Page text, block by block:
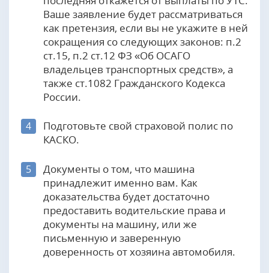
Ваше заявление будет рассматриваться
как претензия, если вы не укажите в ней
сокращения со следующих законов: п.2
ст.15, п.2 ст.12 ФЗ «Об ОСАГО
владельцев транспортных средств», а
также ст.1082 Гражданского Кодекса
России.
4
Подготовьте свой страховой полис по
КАСКО.
5
Документы о том, что машина
принадлежит именно вам. Как
доказательства будет достаточно
предоставить водительские права и
документы на машину, или же
письменную и заверенную
доверенность от хозяина автомобиля.